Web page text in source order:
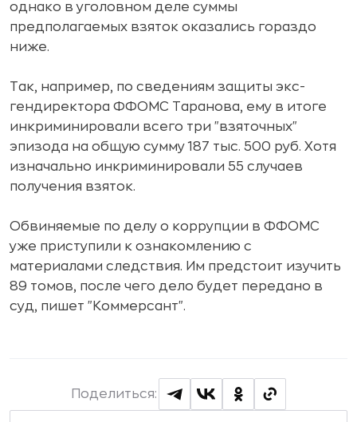
однако в уголовном деле суммы
предполагаемых взяток оказались гораздо
ниже.
Так, например, по сведениям защиты экс-
гендиректора ФФОМС Таранова, ему в итоге
инкриминировали всего три "взяточных"
эпизода на общую сумму 187 тыс. 500 руб. Хотя
изначально инкриминировали 55 случаев
получения взяток.
Обвиняемые по делу о коррупции в ФФОМС
уже приступили к ознакомлению с
материалами следствия. Им предстоит изучить
89 томов, после чего дело будет передано в
суд, пишет "Коммерсант".
Поделиться: